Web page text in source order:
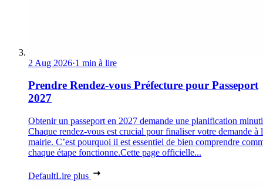
2 Aug 2026·1 min à lire
Prendre Rendez-vous Préfecture pour Passeport
2027
Obtenir un passeport en 2027 demande une planification
Chaque rendez-vous est crucial pour finaliser votre demande à
mairie. C’est pourquoi il est essentiel de bien comprendre
chaque étape fonctionne.Cette page officielle...
DefaultLire plus